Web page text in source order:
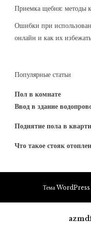
Приемка щебня: методы
Ошибки при
онлайн и как их избежать
Популярные статьи
Пол в комнате
Ввод в здание
Поднятие пола в
Что такое стояк
Тема WordPress